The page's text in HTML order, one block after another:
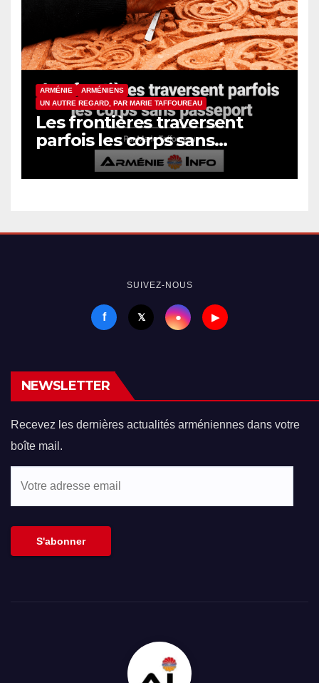
ARMÉNIE
ARMÉNIENS
UN AUTRE REGARD, PAR MARIE TAFFOUREAU
Les frontières traversent
parfois les corps sans
passeport
SUIVEZ-NOUS
f 𝕏 ● ▶
NEWSLETTER
Recevez les dernières actualités arméniennes dans votre
boîte mail.
S'abonner